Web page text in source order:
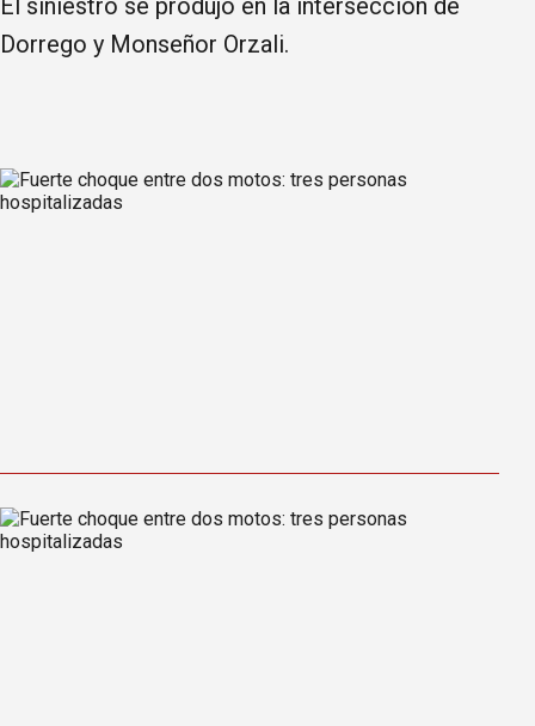
El siniestro se produjo en la intersección de
Dorrego y Monseñor Orzali.